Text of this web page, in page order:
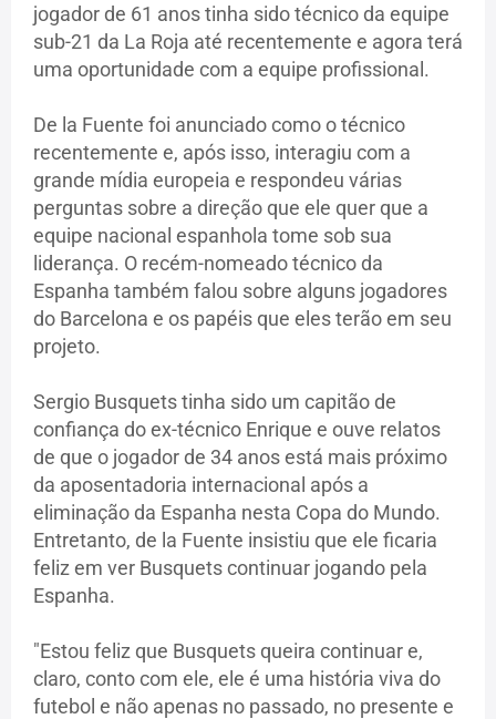
jogador de 61 anos tinha sido técnico da equipe
sub-21 da La Roja até recentemente e agora terá
uma oportunidade com a equipe profissional.
De la Fuente foi anunciado como o técnico
recentemente e, após isso, interagiu com a
grande mídia europeia e respondeu várias
perguntas sobre a direção que ele quer que a
equipe nacional espanhola tome sob sua
liderança. O recém-nomeado técnico da
Espanha também falou sobre alguns jogadores
do Barcelona e os papéis que eles terão em seu
projeto.
Sergio Busquets tinha sido um capitão de
confiança do ex-técnico Enrique e ouve relatos
de que o jogador de 34 anos está mais próximo
da aposentadoria internacional após a
eliminação da Espanha nesta Copa do Mundo.
Entretanto, de la Fuente insistiu que ele ficaria
feliz em ver Busquets continuar jogando pela
Espanha.
"Estou feliz que Busquets queira continuar e,
claro, conto com ele, ele é uma história viva do
futebol e não apenas no passado, no presente e